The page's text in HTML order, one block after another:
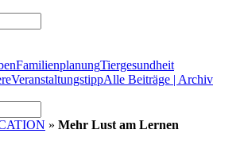
FamilienplanungTiergesundheit
VeranstaltungstippAlle Beiträge | Archiv
» Mehr Lust am Lernen